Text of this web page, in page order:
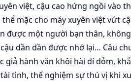
việt, cậu cao hứng ngồi vào
mặc cho máy xuyên việt vứt
được một người bạn thân, không
dần dần được nhớ lại… Câu
giả hành văn khôi hài dí dỏm,
tình, thể nghiệm sự thú vị khi